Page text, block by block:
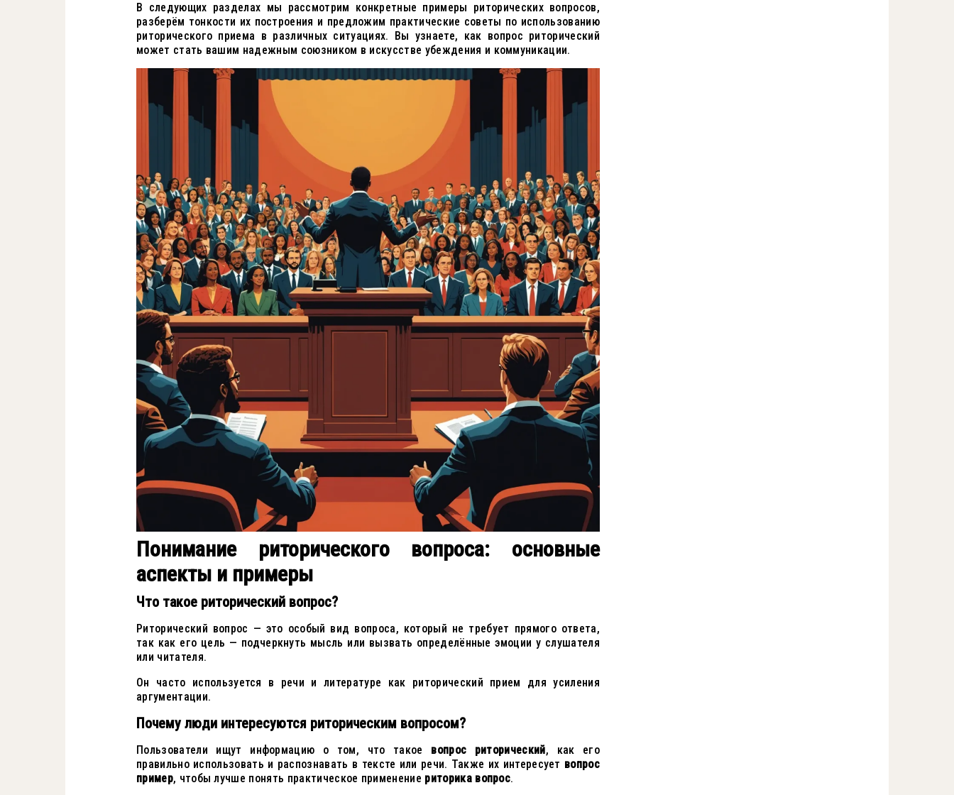
В следующих разделах мы рассмотрим конкретные примеры риторических вопросов,
разберём тонкости их построения и предложим практические советы по использованию
риторического приема в различных ситуациях. Вы узнаете, как вопрос риторический
может стать вашим надежным союзником в искусстве убеждения и коммуникации.
Понимание риторического вопроса: основные
аспекты и примеры
Что такое риторический вопрос?
Риторический вопрос — это особый вид вопроса, который не требует прямого ответа,
так как его цель — подчеркнуть мысль или вызвать определённые эмоции у слушателя
или читателя.
Он часто используется в речи и литературе как риторический прием для усиления
аргументации.
Почему люди интересуются риторическим вопросом?
Пользователи ищут информацию о том, что такое вопрос риторический, как его
правильно использовать и распознавать в тексте или речи. Также их интересует вопрос
пример, чтобы лучше понять практическое применение риторика вопрос.